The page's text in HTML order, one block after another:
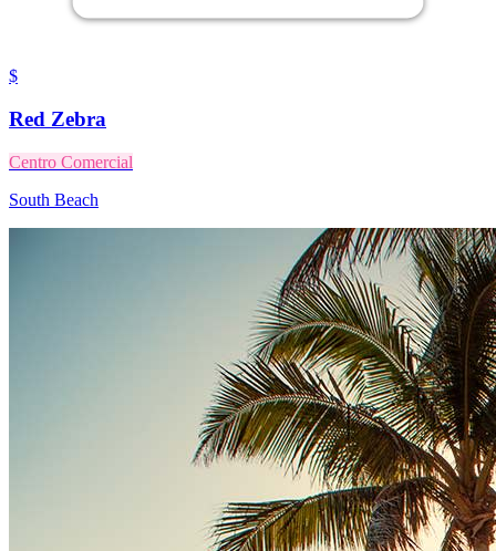
$
Red Zebra
Centro Comercial
South Beach